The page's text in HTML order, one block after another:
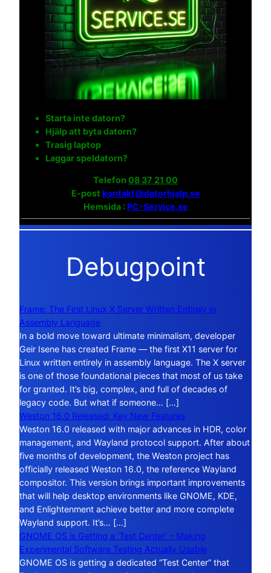
Starta inte datorn?
Hjälp att byta datorn?
Trasig laptop
Laggar speldatorn?
Telefon 08 37 21 00
E-post kontakt@datorhjalp.se
Hemsida :PC-Service.se
Debugpoint
Frame: The First Linux X Server Written Entirely in
Assembly Language
In a bold move toward ultimate minimalism, developer
Geir Isene has created Frame — the first X11 server for
Linux written entirely in assembly language. The X server
is one of those foundational pieces that most of us take
for granted. It’s big, complex, and full of decades of
legacy code. But what if someone… […]
Weston 16.0 Released: Key New Features
Weston 16.0 released with major advances in HDR, color
management, and Wayland protocol support. After about
five months of development, the Weston project has
officially released Weston 16.0, the reference Wayland
compositor. This version brings important improvements
that will help desktop environments like GNOME, KDE,
and Enlightenment achieve better and more complete
Wayland support. It’s… […]
GNOME OS is Getting a ‘Test Center’ – Making
Experimental Software Testing Actually Usable
GNOME OS is getting a dedicated “Test Center” that